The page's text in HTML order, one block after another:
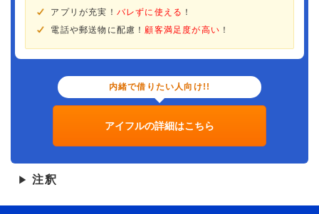
アプリが充実！ バレずに使える ！
電話や郵送物に配慮！ 顧客満足度が高い ！
内緒で借りたい人向け!!
アイフルの詳細はこちら
▶ 注釈